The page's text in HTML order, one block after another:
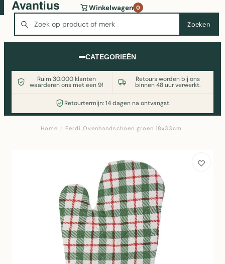
Zoeken
Winkelwagen 0
CATEGORIEËN
Ruim 30.000 klanten
waarderen ons met een 9!
Retours worden bij ons
binnen 48 uur verwerkt.
Retourtermijn: 14 dagen na ontvangst.
Wasmachine of koelkast nodig? Vergelijk alle prijzen op
Witgoedaanbod.nl
Home / Ferdi Ovenhandschoen groen 18x33cm